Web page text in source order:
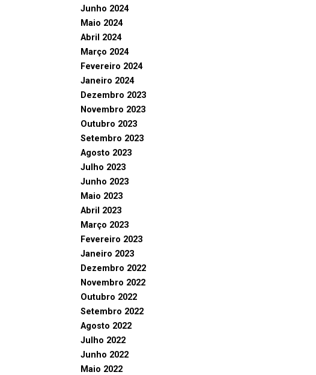
Junho 2024
Maio 2024
Abril 2024
Março 2024
Fevereiro 2024
Janeiro 2024
Dezembro 2023
Novembro 2023
Outubro 2023
Setembro 2023
Agosto 2023
Julho 2023
Junho 2023
Maio 2023
Abril 2023
Março 2023
Fevereiro 2023
Janeiro 2023
Dezembro 2022
Novembro 2022
Outubro 2022
Setembro 2022
Agosto 2022
Julho 2022
Junho 2022
Maio 2022